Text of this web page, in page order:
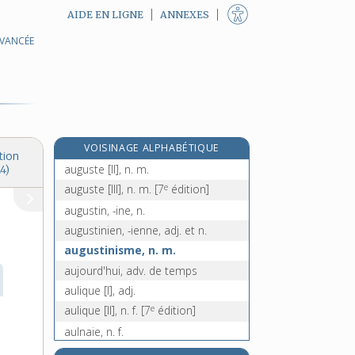
AIDE EN LIGNE ANNEXES
VOISINAGE ALPHABÉTIQUE
auguste [I], adj.
auguste [II], n. m.
auguste [III], n. m. [7e édition]
augustin, -ine, n.
augustinien, -ienne, adj. et n.
augustinisme, n. m.
aujourd'hui, adv. de temps
aulique [I], adj.
aulique [II], n. f. [7e édition]
aulnaie, n. f.
aulne, n. m.